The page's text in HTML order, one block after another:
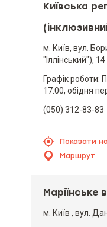
Київська
м. Київ, вул.
"Іллінський"), 14
Графік роботи:
17:00, обідня
(050) 312-83-83
Показати
Маршрут
Маріїнське
м. Київ , вул.